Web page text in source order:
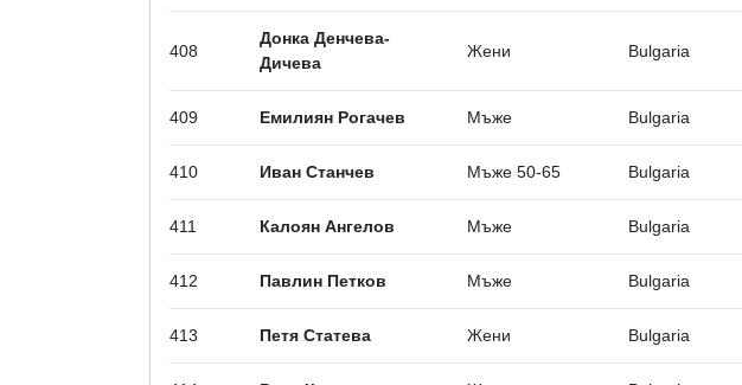
408
Донка Денчева-
Дичева
Жени Bulgaria
409 Емилиян Рогачев Мъже Bulgaria
410 Иван Станчев Мъже 50-65 Bulgaria
411 Калоян Ангелов Мъже Bulgaria
412 Павлин Петков Мъже Bulgaria
413 Петя Статева Жени Bulgaria